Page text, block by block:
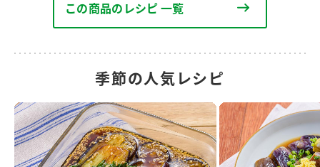
この商品のレシピ 一覧
季節の人気レシピ